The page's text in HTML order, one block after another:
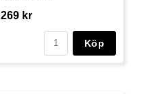
269 kr
Köp